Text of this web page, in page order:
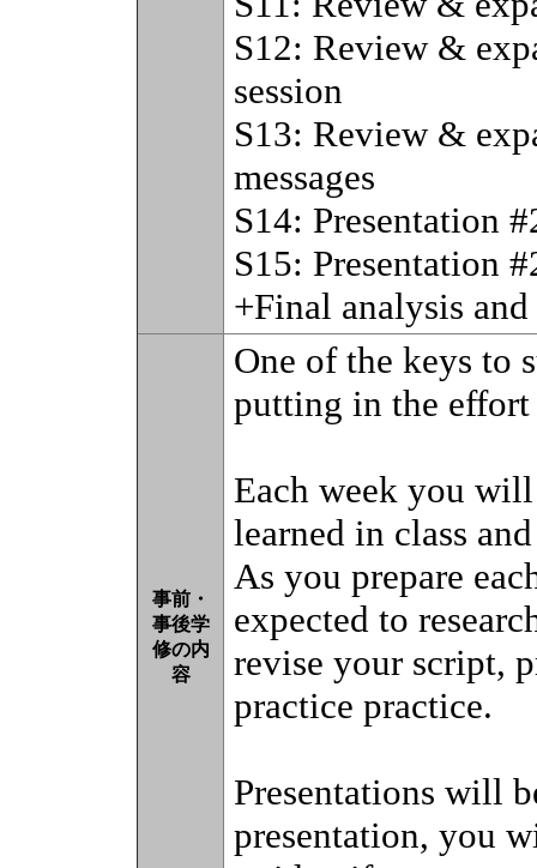
S12: Review &
session
S13: Review &
messages
S14: Presentation
S15: Presentation
+Final analysis
事前・
事後学
修の内
容
One of the keys to
putting in the
Each week you
learned in class
As you prepare
expected to
revise your script,
practice practice.
Presentations will
presentation, you